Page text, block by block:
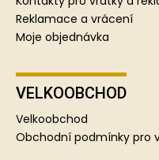
Reklamace a vrácení
Moje objednávka
VELKOOBCHOD
Velkoobchod
Obchodní podmínky pro